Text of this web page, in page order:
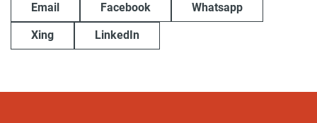
Email Facebook Whatsapp
Xing LinkedIn